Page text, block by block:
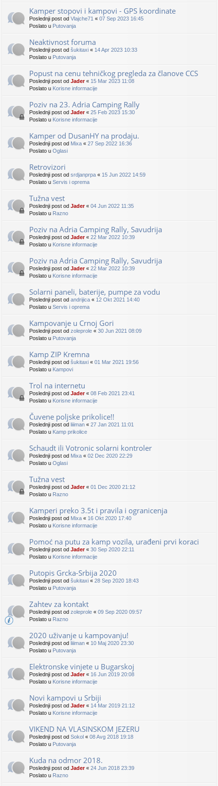
Kamper stopovi i kampovi - GPS koordinate
Poslednji post od Vlajche71 « 07 Sep 2023 16:45
Poslato u Putovanja
Neaktivnost foruma
Poslednji post od šukitaxi « 14 Apr 2023 10:33
Poslato u Putovanja
Popust na cenu tehničkog pregleda za članove CCS
Poslednji post od Jader« 15 Mar 2023 11:08
Poslato u Korisne informacije
Poziv na 23. Adria Camping Rally
Poslednji post od Jader« 25 Feb 2023 15:30
Poslato u Korisne informacije
Kamper od DusanHY na prodaju.
Poslednji post od Mixa « 27 Sep 2022 16:36
Poslato u Oglasi
Retrovizori
Poslednji post od srdjanprpa « 15 Jun 2022 14:59
Poslato u Servis i oprema
Tužna vest
Poslednji post od Jader« 04 Jun 2022 11:35
Poslato u Razno
Poziv na Adria Camping Rally, Savudrija
Poslednji post od Jader« 22 Mar 2022 10:39
Poslato u Korisne informacije
Poziv na Adria Camping Rally, Savudrija
Poslednji post od Jader« 22 Mar 2022 10:39
Poslato u Korisne informacije
Solarni paneli, baterije, pumpe za vodu
Poslednji post od andrijica « 12 Okt 2021 14:40
Poslato u Servis i oprema
Kampovanje u Crnoj Gori
Poslednji post od zoleprole « 30 Jun 2021 08:09
Poslato u Putovanja
Kamp ZIP Kremna
Poslednji post od šukitaxi « 01 Mar 2021 19:56
Poslato u Kampovi
Trol na internetu
Poslednji post od Jader« 08 Feb 2021 23:41
Poslato u Korisne informacije
Čuvene poljske prikolice!!
Poslednji post od liiiman « 27 Jan 2021 11:01
Poslato u Kamp prikolice
Schaudt ili Votronic solarni kontroler
Poslednji post od Mixa « 02 Dec 2020 22:29
Poslato u Oglasi
Tužna vest
Poslednji post od Jader« 01 Dec 2020 21:12
Poslato u Razno
Kamperi preko 3.5t i pravila i ogranicenja
Poslednji post od Mixa « 16 Okt 2020 17:40
Poslato u Korisne informacije
Pomoć na putu za kamp vozila, urađeni prvi koraci
Poslednji post od Jader« 30 Sep 2020 22:11
Poslato u Korisne informacije
Putopis Grcka-Srbija 2020
Poslednji post od šukitaxi « 28 Sep 2020 18:43
Poslato u Putovanja
Zahtev za kontakt
Poslednji post od zoleprole « 09 Sep 2020 09:57
Poslato u Razno
2020 uživanje u kampovanju!
Poslednji post od liiiman « 10 Maj 2020 23:30
Poslato u Putovanja
Elektronske vinjete u Bugarskoj
Poslednji post od Jader« 16 Jun 2019 20:08
Poslato u Korisne informacije
Novi kampovi u Srbiji
Poslednji post od Jader« 14 Mar 2019 21:12
Poslato u Korisne informacije
VIKEND NA VLASINSKOM JEZERU
Poslednji post od Sokol « 08 Avg 2018 19:18
Poslato u Putovanja
Kuda na odmor 2018.
Poslednji post od Jader« 24 Jun 2018 23:39
Poslato u Razno